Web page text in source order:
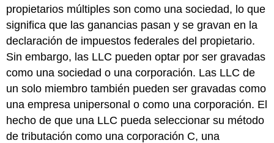
propietarios múltiples son como una sociedad, lo que
significa que las ganancias pasan y se gravan en la
declaración de impuestos federales del propietario.
Sin embargo, las LLC pueden optar por ser gravadas
como una sociedad o una corporación. Las LLC de
un solo miembro también pueden ser gravadas como
una empresa unipersonal o como una corporación. El
hecho de que una LLC pueda seleccionar su método
de tributación como una corporación C, una